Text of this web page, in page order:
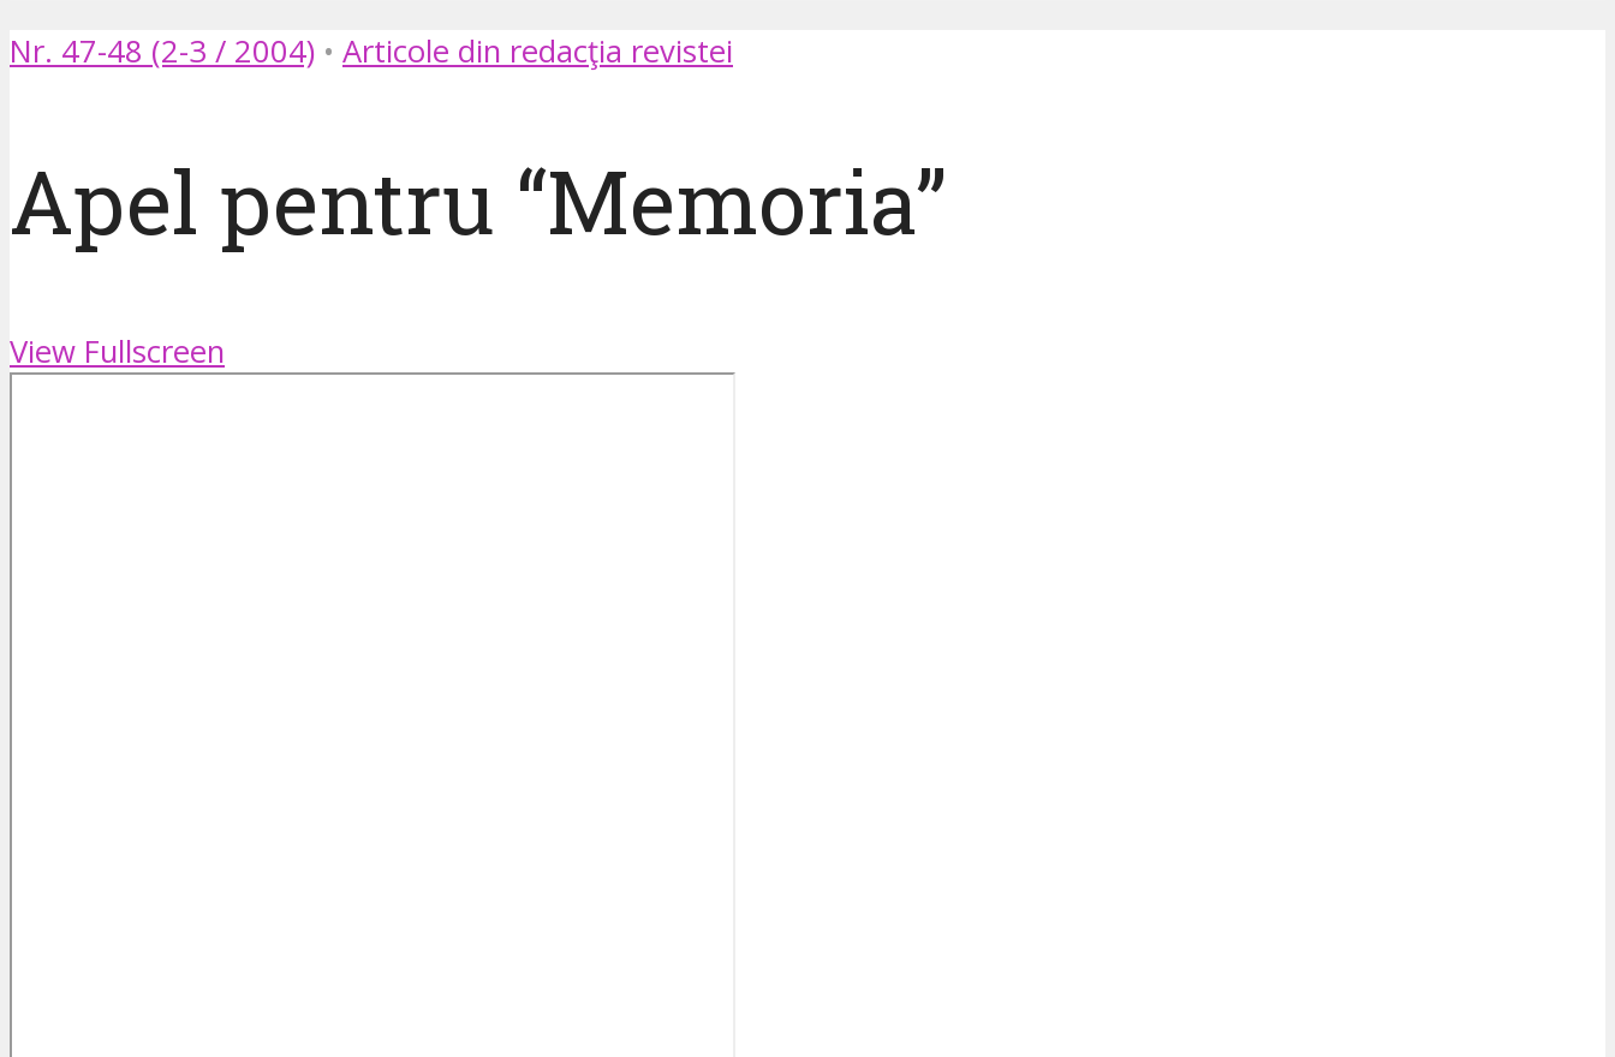
Nr. 47-48 (2-3 / 2004) • Articole din redacţia revistei
Apel pentru “Memoria”
View Fullscreen